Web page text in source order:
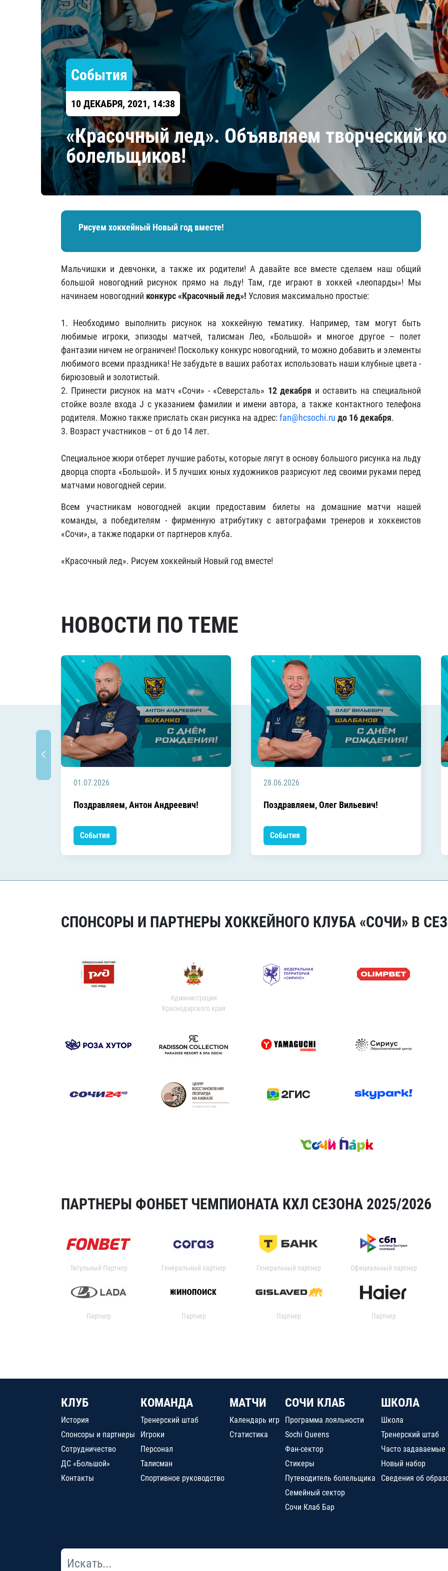
Локомотив
Северсталь
Шанхайские Драконы
Амур
Барыс
Салават Юлаев
Сибирь
События
10 ДЕКАБРЯ, 2021, 14:38
«Красочный лед». Объявляем творческий
болельщиков!
Рисуем хоккейный Новый год вместе!
Мальчишки и девчонки, а также их родители! А давайте все вместе сделаем наш общий
большой новогодний рисунок прямо на льду! Там, где играют в хоккей «леопарды»! Мы
начинаем новогодний конкурс «Красочный лед»! Условия максимально простые:
1. Необходимо выполнить рисунок на хоккейную тематику. Например, там могут быть
любимые игроки, эпизоды матчей, талисман Лео, «Большой» и многое другое – полет
фантазии ничем не ограничен! Поскольку конкурс новогодний, то можно добавить и элементы
любимого всеми праздника! Не забудьте в ваших работах использовать наши клубные цвета -
бирюзовый и золотистый.
2. Принести рисунок на матч «Сочи» - «Северсталь» 12 декабря и оставить на специальной
стойке возле входа J с указанием фамилии и имени автора, а также контактного телефона
родителя. Можно также прислать скан рисунка на адрес:fan@hcsochi.ru до 16 декабря.
3. Возраст участников – от 6 до 14 лет.
Специальное жюри отберет лучшие работы, которые лягут в основу большого рисунка на льду
дворца спорта «Большой». И 5 лучших юных художников разрисуют лед своими руками перед
матчами новогодней серии.
Всем участникам новогодней акции предоставим билеты на домашние матчи нашей
команды, а победителям - фирменную атрибутику с автографами тренеров и хоккеистов
«Сочи», а также подарки от партнеров клуба.
«Красочный лед». Рисуем хоккейный Новый год вместе!
НОВОСТИ ПО ТЕМЕ
01.07.2026
Поздравляем, Антон Андреевич!
События
28.06.2026
Поздравляем, Олег Вильевич!
События
СПОНСОРЫ И ПАРТНЕРЫ ХОККЕЙНОГО КЛУБА «СОЧИ» В
Администрация
Краснодарского края
ПАРТНЕРЫ ФОНБЕТ ЧЕМПИОНАТА КХЛ СЕЗОНА 2025/2026
Титульный Партнер Генеральный партнер Генеральный партнер Официальный партнер
Партнер Партнер Партнер Партнер
КЛУБ
История
Спонсоры и партнеры
Сотрудничество
ДС «Большой»
Контакты
КОМАНДА
Тренерский штаб
Игроки
Персонал
Талисман
Спортивное руководство
МАТЧИ
Календарь игр
Статистика
СОЧИ КЛАБ
Программа лояльности
Sochi Queens
Фан-сектор
Стикеры
Путеводитель болельщика
Семейный сектор
Сочи Клаб Бар
ШКОЛА
Школа
Тренерский штаб
Часто задаваемые
Новый набор
Сведения об